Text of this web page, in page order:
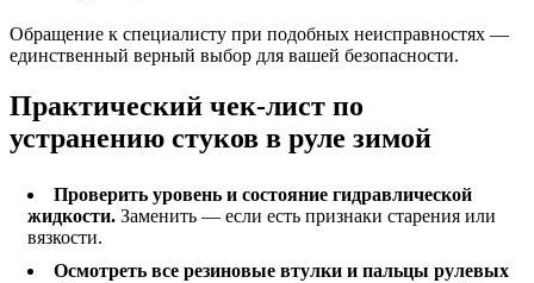
Обращение к специалисту при подобных неисправностях —
единственный верный выбор для вашей безопасности.
Практический чек-лист по
устранению стуков в руле зимой
Проверить уровень и состояние гидравлической
жидкости. Заменить — если есть признаки старения или
вязкости.
Осмотреть все резиновые втулки и пальцы рулевых